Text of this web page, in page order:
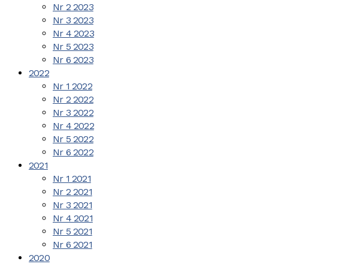
Nr 2 2023
Nr 3 2023
Nr 4 2023
Nr 5 2023
Nr 6 2023
2022
Nr 1 2022
Nr 2 2022
Nr 3 2022
Nr 4 2022
Nr 5 2022
Nr 6 2022
2021
Nr 1 2021
Nr 2 2021
Nr 3 2021
Nr 4 2021
Nr 5 2021
Nr 6 2021
2020